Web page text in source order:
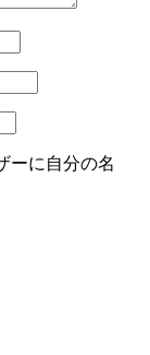
ーに自分の名